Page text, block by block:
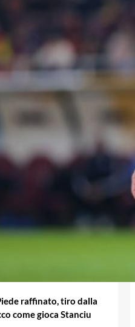
raffinato, tiro dalla
come gioca Stanciu